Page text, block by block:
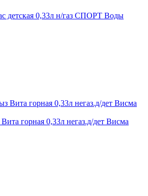
детская 0,33л н/газ СПОРТ Воды
горная 0,33л негаз.д/дет Висма